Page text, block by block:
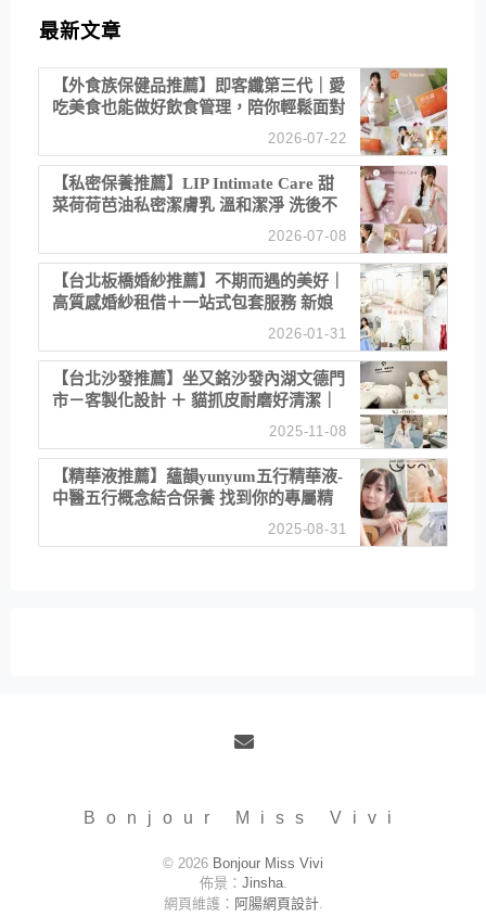
最新文章
【外食族保健品推薦】即客纖第三代｜愛
吃美食也能做好飲食管理，陪你輕鬆面對
2026-07-22
【私密保養推薦】LIP Intimate Care 甜
菜荷荷芭油私密潔膚乳 溫和潔淨 洗後不
2026-07-08
【台北板橋婚紗推薦】不期而遇的美好｜
高質感婚紗租借＋一站式包套服務 新娘
2026-01-31
【台北沙發推薦】坐又銘沙發內湖文德門
市－客製化設計 ＋ 貓抓皮耐磨好清潔｜
直營直銷、價格透明 高CP值打造夢想
居家風格
2025-11-08
【精華液推薦】蘊韻yunyum五行精華液-
中醫五行概念結合保養 找到你的專屬精
華！ 水㊀土㊀就選「潤・賦精華」維持
肌膚剛剛好的平衡
2025-08-31
Bonjour Miss Vivi
© 2026 Bonjour Miss Vivi
佈景： Jinsha.
網頁維護： 阿腸網頁設計.